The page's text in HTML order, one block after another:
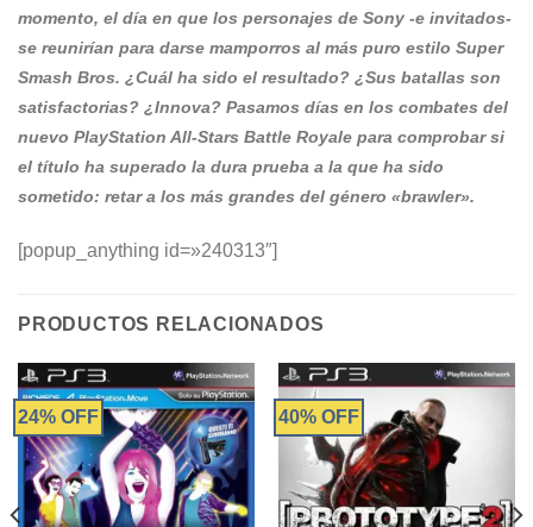
momento, el día en que los personajes de Sony -e invitados-
se reunirían para darse mamporros al más puro estilo Super
Smash Bros. ¿Cuál ha sido el resultado? ¿Sus batallas son
satisfactorias? ¿Innova? Pasamos días en los combates del
nuevo PlayStation All-Stars Battle Royale para comprobar si
el título ha superado la dura prueba a la que ha sido
sometido: retar a los más grandes del género «brawler».
[popup_anything id=»240313″]
PRODUCTOS RELACIONADOS
24% OFF 40% OFF